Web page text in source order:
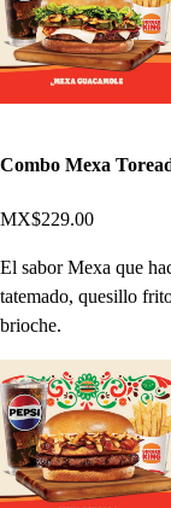
Combo Mexa
MX$229.00
El sabor Mexa que
tatemado, quesillo
brioche.